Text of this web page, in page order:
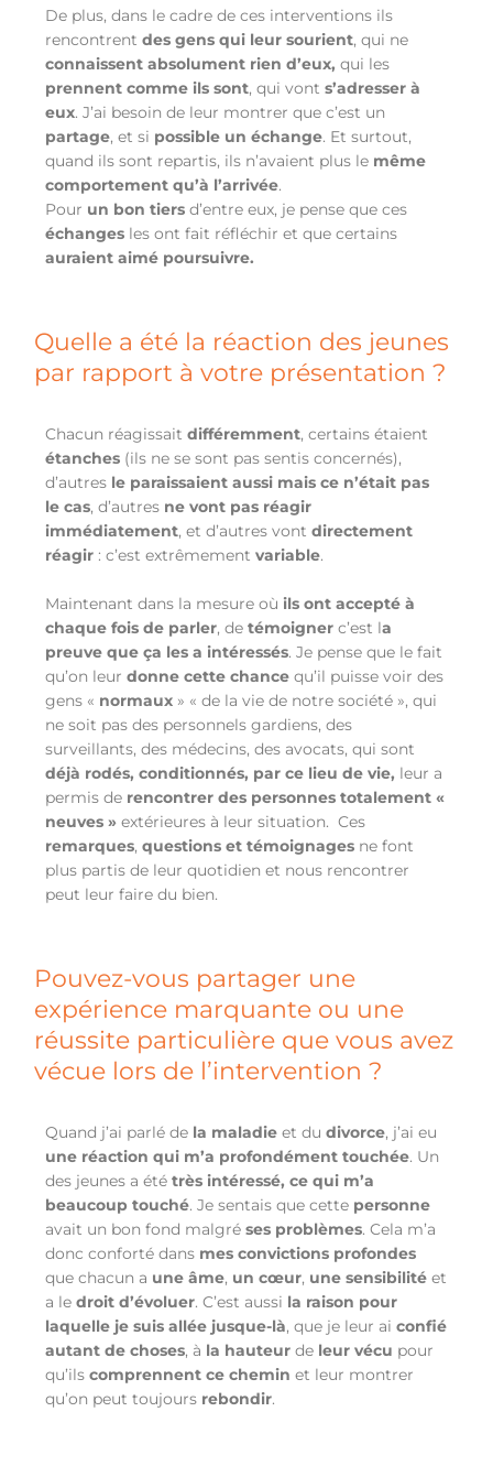
De plus, dans le cadre de ces interventions ils
rencontrentdes gens qui leur sourient, qui ne
connaissent absolument rien d’eux, qui les
prennent comme ils sont, qui vonts’adresser à
eux. J’ai besoin de leur montrer que c’est un
partage, et si possible un échange. Et surtout,
quand ils sont repartis, ils n’avaient plus le même
comportement qu’à l’arrivée.
Pour un bon tiers d’entre eux, je pense que ces
échanges les ont fait réfléchir etque certains
auraient aimé poursuivre.
Quelle a été la réaction des jeunes
par rapport à votre présentation ?
Chacun réagissaitdifféremment, certains étaient
étanches (ils ne se sont pas sentis concernés),
d’autres le paraissaient aussi mais ce n’était pas
le cas, d’autres ne vont pas réagir
immédiatement, et d’autres vontdirectement
réagir : c’est extrêmementvariable.
Maintenant dans la mesure où ils ont accepté à
chaque fois de parler, detémoigner c’est la
preuve que ça les a intéressés. Je pense que le fait
qu’on leurdonne cette chance qu’il puisse voir des
gens « normaux » « de la vie de notre société », qui
ne soit pas des personnels gardiens, des
surveillants, des médecins, des avocats, qui sont
déjà rodés, conditionnés, par ce lieu de vie, leur a
permis de rencontrer des personnes totalement «
neuves » extérieures à leur situation. Ces
remarques,questions et témoignages ne font
plus partis de leur quotidien et nous rencontrer
peut leur faire du bien.
Pouvez-vous partager une
expérience marquante ou une
réussite particulière que vous avez
vécue lors de l’intervention ?
Quand j’ai parlé de la maladie et dudivorce, j’ai eu
une réaction qui m’a profondément touchée. Un
des jeunes a ététrès intéressé, ce qui m’a
beaucoup touché. Je sentais que cette personne
avait un bon fond malgréses problèmes. Cela m’a
donc conforté dans mes convictions profondes
que chacun a une âme, un cœur, une sensibilité et
a ledroit d’évoluer. C’est aussi la raison pour
laquelle je suis allée jusque-là, que je leur aiconfié
autant de choses, à la hauteur de leur vécu pour
qu’ilscomprennent ce chemin et leur montrer
qu’on peut toujours rebondir.